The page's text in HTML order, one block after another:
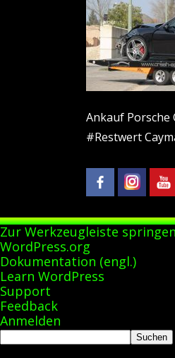
Ankauf Porsche
#Restwert
Zur Werkzeugleiste springen
Über
WordPress
WordPress.org
Dokumentation (engl.)
Learn WordPress
Support
Feedback
Anmelden
Suchen